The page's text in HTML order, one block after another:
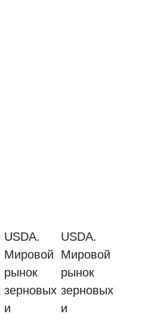
USDA.
Мировой
рынок
зерновых
и
USDA.
Мировой
рынок
зерновых
и